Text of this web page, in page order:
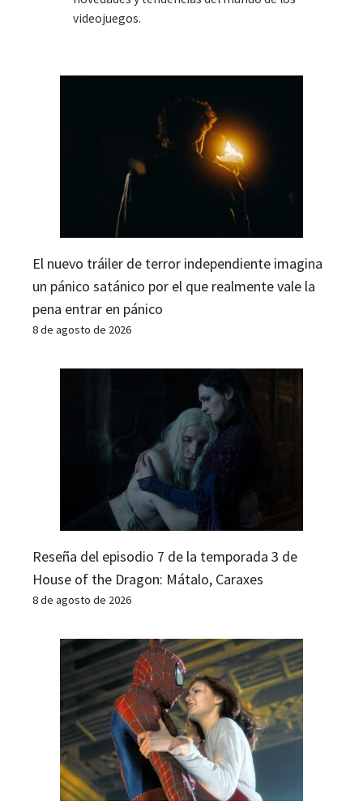
videojuegos.
El nuevo tráiler de terror independiente imagina
un pánico satánico por el que realmente vale la
pena entrar en pánico
8 de agosto de 2026
Reseña del episodio 7 de la temporada 3 de
House of the Dragon: Mátalo, Caraxes
8 de agosto de 2026